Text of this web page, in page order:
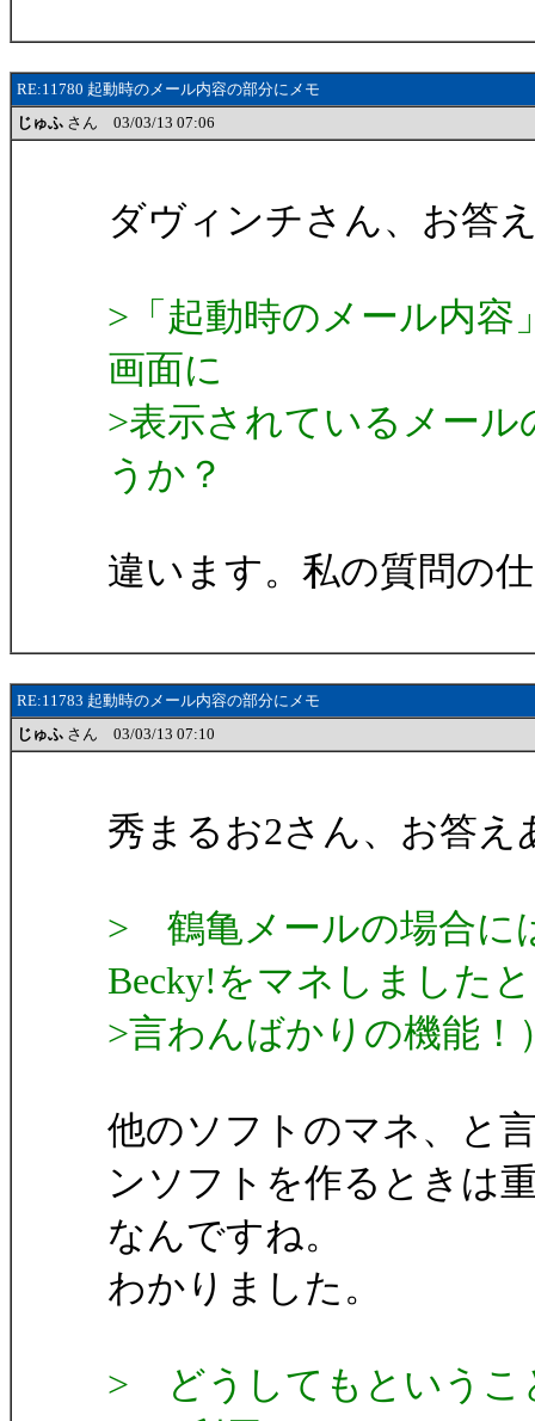
RE:11780 起動時のメール内容の部分にメモ
じゅふ さん 03/03/13 07:06
ダヴィンチさん、お答
>「起動時のメール内容
画面に
>表示されているメー
うか？
違います。私の質問の
RE:11783 起動時のメール内容の部分にメモ
じゅふ さん 03/03/13 07:10
秀まるお2さん、お答
> 鶴亀メールの場合に
Becky!をマネしましたと
>言わんばかりの機能
他のソフトのマネ、と
ンソフトを作るときは
なんですね。
わかりました。
> どうしてもというこ